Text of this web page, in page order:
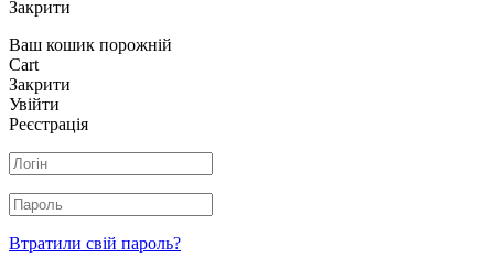
Закрити
Ваш кошик порожній
Cart
Закрити
Увійти
Реєстрація
Втратили свій пароль?